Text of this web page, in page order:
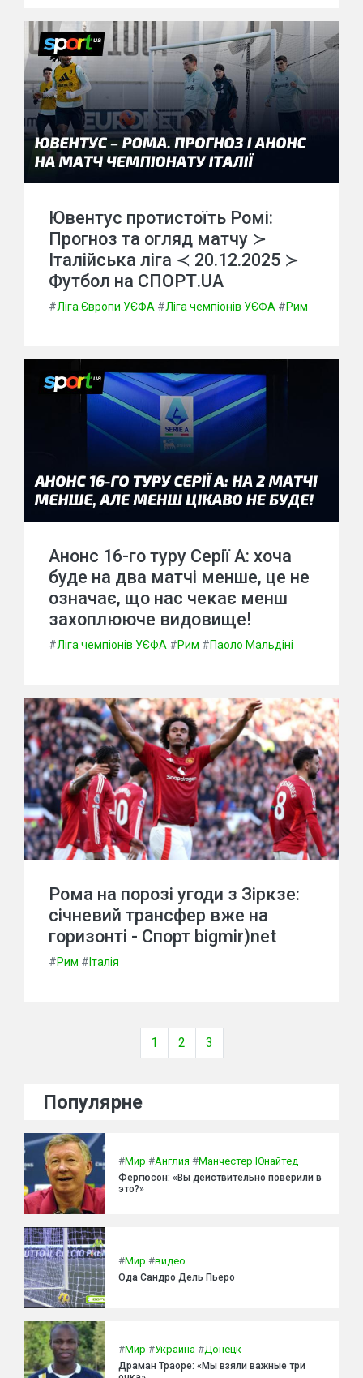
Ювентус протистоїть Ромі:
Прогноз та огляд матчу ≻
Італійська ліга ≺ 20.12.2025 ≻
Футбол на СПОРТ.UA
#Ліга Європи УЄФА #Ліга чемпіонів УЄФА #Рим
Анонс 16-го туру Серії А: хоча
буде на два матчі менше, це не
означає, що нас чекає менш
захоплююче видовище!
#Ліга чемпіонів УЄФА #Рим #Паоло Мальдіні
Рома на порозі угоди з Зіркзе:
січневий трансфер вже на
горизонті - Спорт bigmir)net
#Рим # Італія
1 2 3
Популярне
#Мир #Англия #Манчестер Юнайтед
Фергюсон: «Вы действительно поверили в
это?»
#Мир #видео
Ода Сандро Дель Пьеро
#Мир #Украина #Донецк
Драман Траоре: «Мы взяли важные три